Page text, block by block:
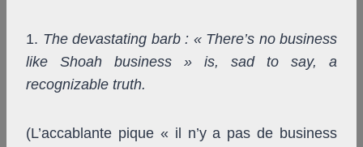
1. The devastating barb : « There’s no business
like Shoah business » is, sad to say, a
recognizable truth.
(L’accablante pique « il n’y a pas de business